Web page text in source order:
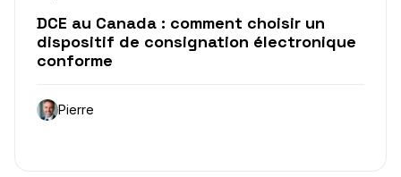
DCE au Canada : comment choisir un
dispositif de consignation électronique
conforme
Pierre